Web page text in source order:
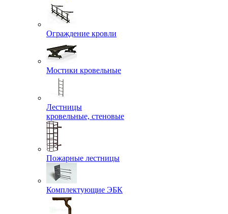
Ограждение кровли
Мостики кровельные
Лестницы
кровельные, стеновые
Пожарные лестницы
Комплектующие ЭБК